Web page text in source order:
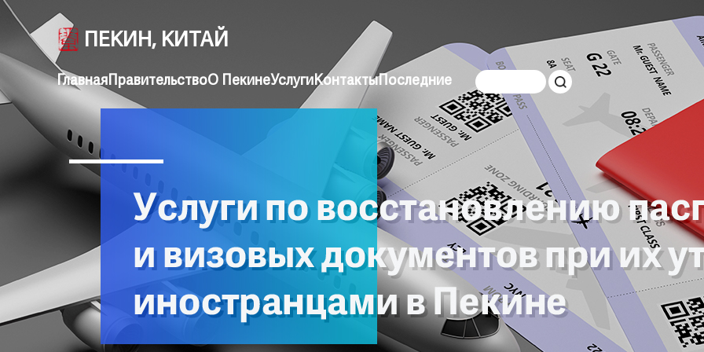
ПЕКИН, КИТАЙ
ГлавнаяПравительствоО ПекинеУслугиКонтактыПоследние